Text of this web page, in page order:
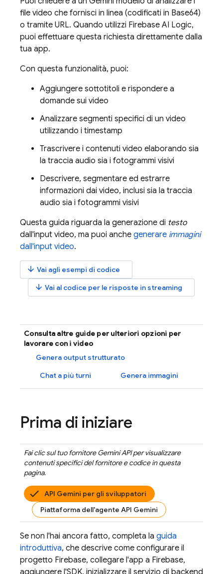
file video che fornisci in linea (codificati in Base64)
o tramite URL. Quando utilizzi Firebase AI Logic,
puoi effettuare questa richiesta direttamente dalla
tua app.
Con questa funzionalità, puoi:
Aggiungere sottotitoli e rispondere a
domande sui video
Analizzare segmenti specifici di un video
utilizzando i timestamp
Trascrivere i contenuti video elaborando sia
la traccia audio sia i fotogrammi visivi
Descrivere, segmentare ed estrarre
informazioni dai video, inclusi sia la traccia
audio sia i fotogrammi visivi
Questa guida riguarda la generazione di testo
dall'input video, ma puoi anche generare immagini
dall'input video.
arrow_downward Vai agli esempi di codice
arrow_downward Vai al codice per le risposte in streaming
Consulta altre guide per ulteriori opzioni per
lavorare con i video
Genera output strutturato
Chat a più turni
Genera immagini
Prima di iniziare
Fai clic sul tuo fornitoreGemini APIper visualizzare
contenuti specifici del fornitore e codice in questa
pagina.
API Gemini per gli sviluppatori
Piattaforma dell'agente API Gemini
Se non l'hai ancora fatto, completa la guida
introduttiva, che descrive come configurare il
progetto Firebase, collegare l'app a Firebase,
aggiungere l'SDK, inizializzare il servizio di backend